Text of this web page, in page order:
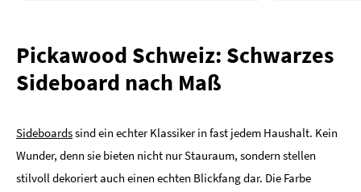
Pickawood Schweiz: Schwarzes
Sideboard nach Maß
Sideboardssind ein echter Klassiker in fast jedem Haushalt. Kein
Wunder, denn sie bieten nicht nur Stauraum, sondern stellen
stilvoll dekoriert auch einen echten Blickfang dar. Die Farbe